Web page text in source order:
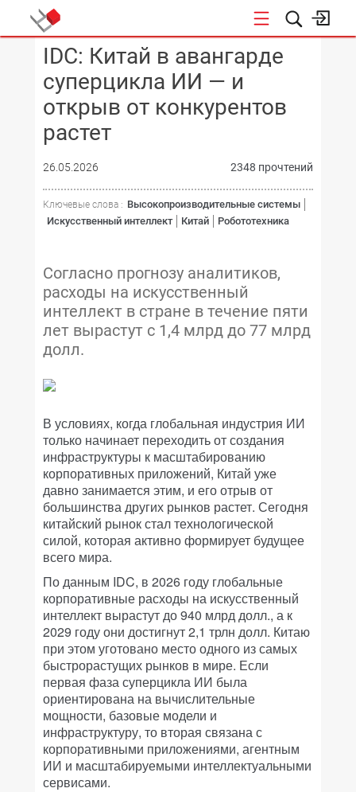
КОНФЕРЕНЦИИ
IDC: Китай в авангарде
суперцикла ИИ — и
открыв от конкурентов
растет
26.05.2026 2348 прочтений
Ключевые слова : Высокопроизводительные системы
Искусственный интеллект
Китай Робототехника
Согласно прогнозу аналитиков,
расходы на искусственный
интеллект в стране в течение пяти
лет вырастут с 1,4 млрд до 77 млрд
долл.
В условиях, когда глобальная индустрия ИИ
только начинает переходить от создания
инфраструктуры к масштабированию
корпоративных приложений, Китай уже
давно занимается этим, и его отрыв от
большинства других рынков растет. Сегодня
китайский рынок стал технологической
силой, которая активно формирует будущее
всего мира.
По данным IDC, в 2026 году глобальные
корпоративные расходы на искусственный
интеллект вырастут до 940 млрд долл., а к
2029 году они достигнут 2,1 трлн долл. Китаю
при этом уготовано место одного из самых
быстрорастущих рынков в мире. Если
первая фаза суперцикла ИИ была
ориентирована на вычислительные
мощности, базовые модели и
инфраструктуру, то вторая связана с
корпоративными приложениями, агентным
ИИ и масштабируемыми интеллектуальными
сервисами.